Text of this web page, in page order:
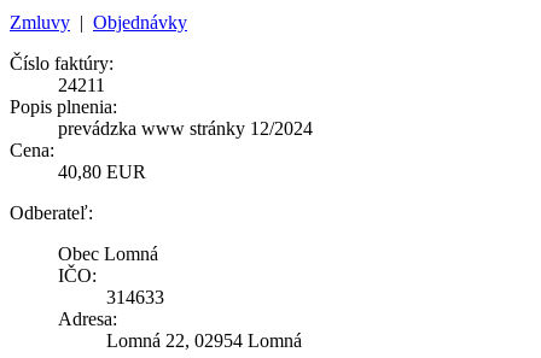
Zmluvy | Objednávky
Číslo faktúry:
24211
Popis plnenia:
prevádzka www stránky 12/2024
Cena:
40,80 EUR
Odberateľ:
Obec Lomná
IČO:
314633
Adresa:
Lomná 22, 02954 Lomná